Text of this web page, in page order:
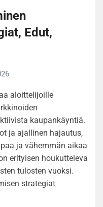
Edut,
aloittelijoille
kaupankäyntiä.
ja ajallinen hajautus,
ja vähemmän aikaa
erityisen houkutteleva
tulosten vuoksi.
strategiat